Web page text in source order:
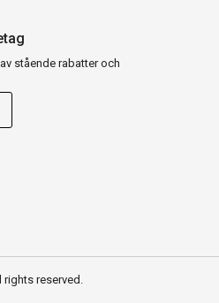
stående rabatter och
reserved.